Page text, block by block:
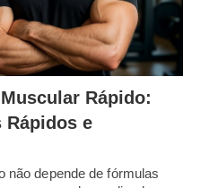
Rápido:
Rápidos e
não depende de fórmulas